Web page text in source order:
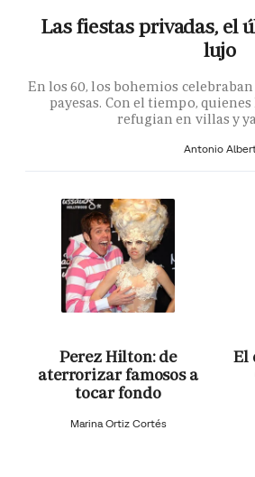
Las fiestas privadas, el
lujo
En los 60, los bohemios
payesas. Con el tiempo,
refugian en villas y
Antonio
Perez Hilton: de
aterrorizar famosos a
tocar fondo
Marina Ortiz Cortés
El